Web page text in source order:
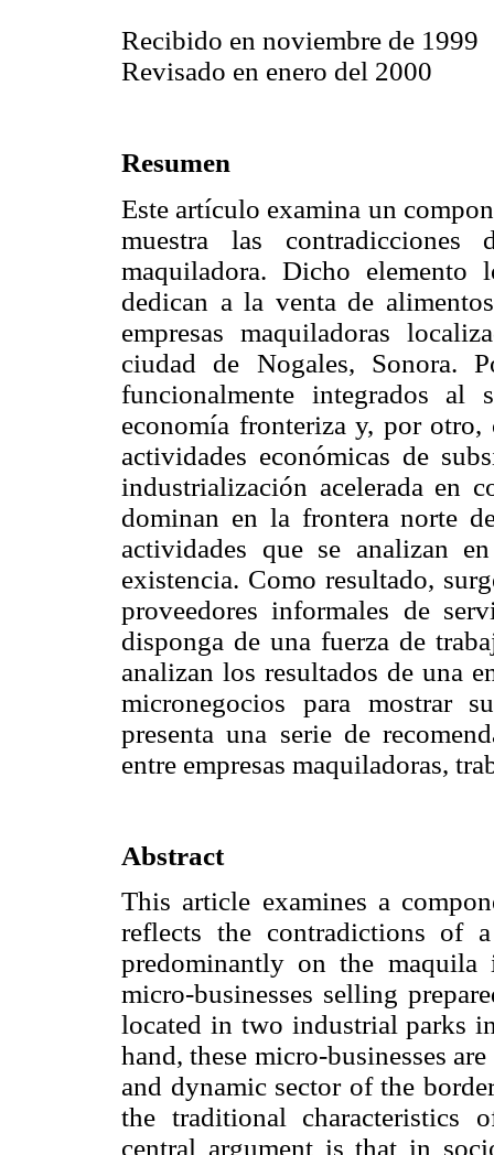
Recibido en noviembre de 1999
Revisado en enero del 2000
Resumen
Este artículo examina un
muestra las
maquiladora. Dicho elemento
dedican a la venta de
empresas maquiladoras
ciudad de Nogales, Sonora.
funcionalmente integrados
economía fronteriza y, por otro,
actividades económicas de
industrialización acelerada en
dominan en la frontera norte
actividades que se analizan
existencia. Como resultado,
proveedores informales de
disponga de una fuerza de
analizan los resultados de una
micronegocios para mostrar
presenta una serie de
entre empresas maquiladoras,
Abstract
This article examines a
reflects the contradictions of
predominantly on the
micro-businesses selling
located in two industrial parks
hand, these micro-businesses
and dynamic sector of the
the traditional characteristics
central argument is that in